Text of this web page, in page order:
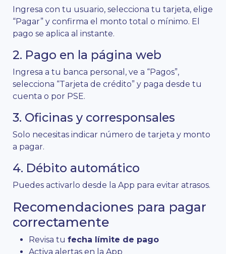
Ingresa con tu usuario, selecciona tu tarjeta, elige
“Pagar” y confirma el monto total o mínimo. El
pago se aplica al instante.
2. Pago en la página web
Ingresa a tu banca personal, ve a “Pagos”,
selecciona “Tarjeta de crédito” y paga desde tu
cuenta o por PSE.
3. Oficinas y corresponsales
Solo necesitas indicar número de tarjeta y monto
a pagar.
4. Débito automático
Puedes activarlo desde la App para evitar atrasos.
Recomendaciones para pagar
correctamente
Revisa tu fecha límite de pago
Activa alertas en la App